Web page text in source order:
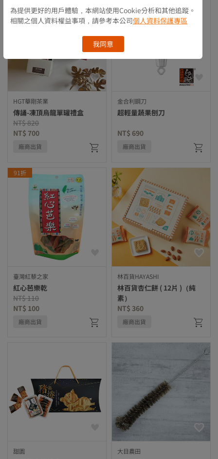
HGT華剛茶業
傳誦-凍頂烏龍單罐禮盒
Price reduced from
NT$ 820to
NT$ 700
廠商出貨
金合利鋼刀
超輕量蔬果刨刀
NT$ 690
廠商出貨
臺灣紅藜之家
91折
紅心芭樂乾
Price reduced from
NT$ 110to
NT$ 100
廠商出貨
林百貨HAYASHI
林百貨杏仁餅 ( 12片 )（純
素）
NT$ 360
廠商出貨
甜園 大目農田
為提供更好的用戶體驗，本網站使用Cookie分析和其他追蹤。
相關之個人資料權益事項，請參考本公司個人資料保護專區
我同意